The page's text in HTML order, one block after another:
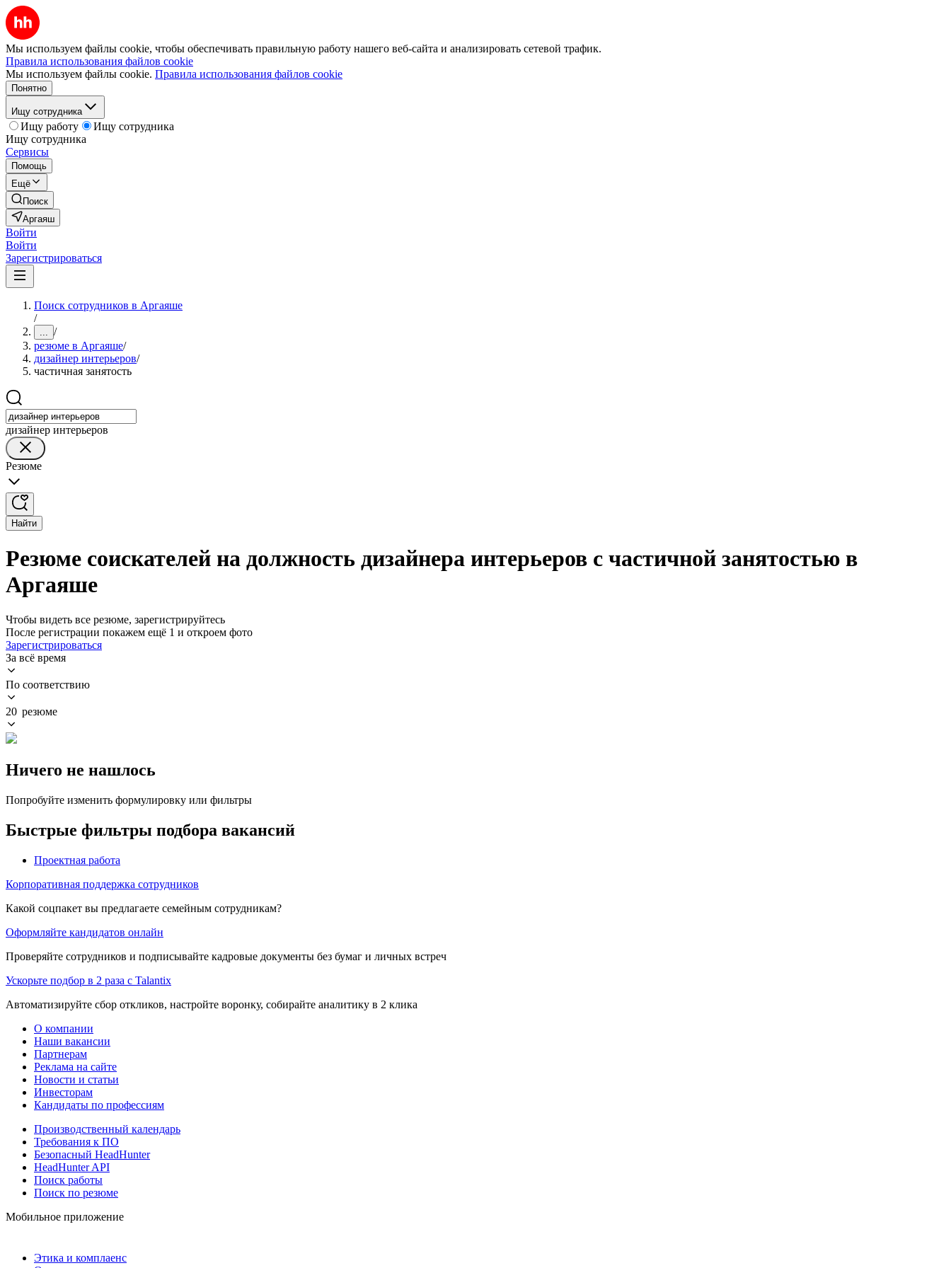
Мы используем файлы cookie, чтобы обеспечивать правильную работу нашего веб-сайта и анализировать сетевой трафик.
Правила использования файлов cookie
Мы используем файлы cookie. Правила использования файлов cookie
Понятно
Ищу сотрудника
Ищу работу
Ищу сотрудника
Ищу сотрудника
Сервисы
Помощь
Ещё
Поиск
Аргаяш
Войти
Войти
Зарегистрироваться
Поиск сотрудников в Аргаяше
/
... /
резюме в Аргаяше/
дизайнер интерьеров/
частичная занятость
дизайнер интерьеров
Резюме
Найти
Резюме соискателей на должность дизайнера интерьеров с частичной занятостью в
Аргаяше
Чтобы видеть все резюме, зарегистрируйтесь
После регистрации покажем ещё 1 и откроем фото
Зарегистрироваться
За всё время
По соответствию
20 резюме
Ничего не нашлось
Попробуйте изменить формулировку или фильтры
Быстрые фильтры подбора вакансий
Проектная работа
Корпоративная поддержка сотрудников
Какой соцпакет вы предлагаете семейным сотрудникам?
Оформляйте кандидатов онлайн
Проверяйте сотрудников и подписывайте кадровые документы без бумаг и личных встреч
Ускорьте подбор в 2 раза с Talantix
Автоматизируйте сбор откликов, настройте воронку, собирайте аналитику в 2 клика
О компании
Наши вакансии
Партнерам
Реклама на сайте
Новости и статьи
Инвесторам
Кандидаты по профессиям
Производственный календарь
Требования к ПО
Безопасный HeadHunter
HeadHunter API
Поиск работы
Поиск по резюме
Мобильное приложение
Этика и комплаенс